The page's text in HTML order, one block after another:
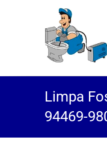
Limpa
94469-